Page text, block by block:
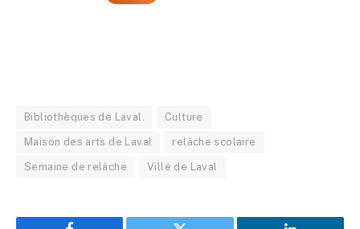
Bibliothèques de Laval. Culture
Maison des arts de Laval relâche scolaire
Semaine de relâche Ville de Laval